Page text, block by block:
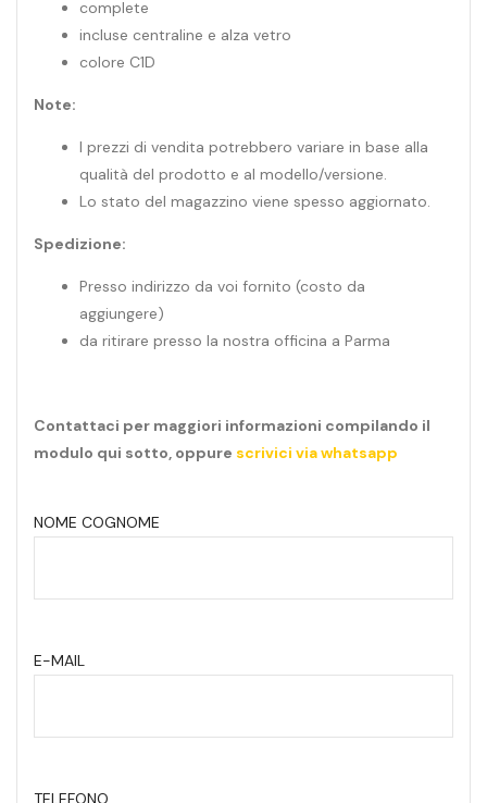
complete
incluse centraline e alza vetro
colore C1D
Note:
I prezzi di vendita potrebbero variare in base alla
qualità del prodotto e al modello/versione.
Lo stato del magazzino viene spesso aggiornato.
Spedizione:
Presso indirizzo da voi fornito (costo da
aggiungere)
da ritirare presso la nostra officina a Parma
Contattaci per maggiori informazioni compilando il
modulo qui sotto, oppure scrivici via whatsapp
NOME COGNOME
E-MAIL
TELEFONO